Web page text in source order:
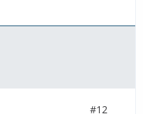
#12